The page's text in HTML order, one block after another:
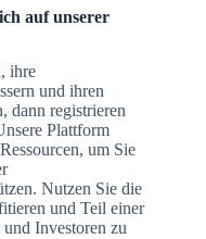
auf unserer
ihre
und ihren
dann registrieren
Plattform
um Sie
Nutzen Sie die
und Teil einer
Investoren zu